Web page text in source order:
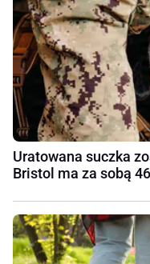
Uratowana suczka
Bristol ma za sobą